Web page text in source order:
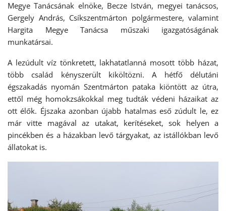
Megye Tanácsának elnöke, Becze István, megyei tanácsos,
Gergely András, Csíkszentmárton polgármestere, valamint
Hargita Megye Tanácsa műszaki igazgatóságának
munkatársai.
A lezúdult víz tönkretett, lakhatatlanná mosott több házat,
több család kényszerült kiköltözni. A hétfő délutáni
égszakadás nyomán Szentmárton pataka kiöntött az útra,
ettől még homokzsákokkal meg tudták védeni házaikat az
ott élők. Éjszaka azonban újabb hatalmas eső zúdult le, ez
már vitte magával az utakat, kerítéseket, sok helyen a
pincékben és a házakban levő tárgyakat, az istállókban levő
állatokat is.